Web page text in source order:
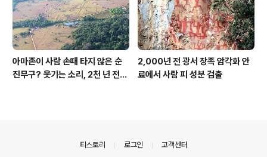
아마존이 사람 손때 타지 않은 순
진무구? 웃기는 소리, 2천 년 전에
2,000년 전 광서 장족 암각화 안
료에서 사람 피 성분 검출
티스토리 로그인 고객센터